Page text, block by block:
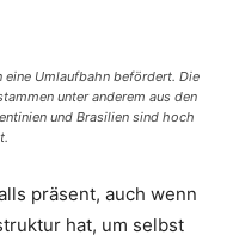
eine Umlaufbahn befördert. Die
unter anderem aus den
und Brasilien sind hoch
präsent, auch wenn
hat, um selbst